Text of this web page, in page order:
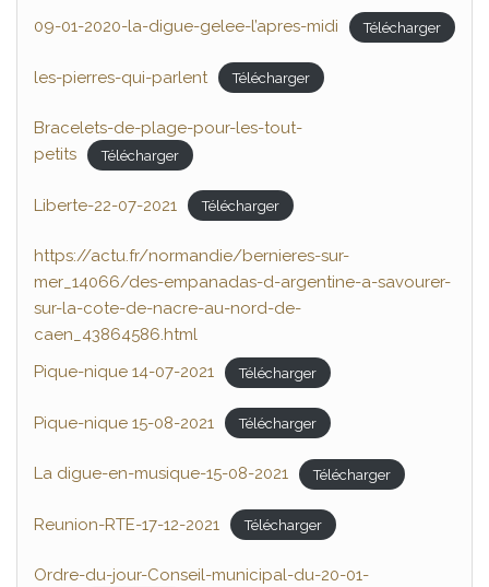
09-01-2020-la-digue-gelee-l’apres-midi Télécharger
les-pierres-qui-parlent Télécharger
Bracelets-de-plage-pour-les-tout-
petits
Télécharger
Liberte-22-07-2021 Télécharger
https://actu.fr/normandie/bernieres-sur-
mer_14066/des-empanadas-d-argentine-a-savourer-
sur-la-cote-de-nacre-au-nord-de-
caen_43864586.html
Pique-nique 14-07-2021
Télécharger
Pique-nique 15-08-2021 Télécharger
La digue-en-musique-15-08-2021 Télécharger
Reunion-RTE-17-12-2021 Télécharger
Ordre-du-jour-Conseil-municipal-du-20-01-